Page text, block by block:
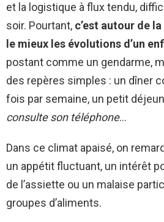
et la logistique à flux tendu,
soir. Pourtant, c’est autour de
le mieux les évolutions d’un
postant comme un gendarme,
des repères simples : un dîner
fois par semaine, un petit
consulte son téléphone…
Dans ce climat apaisé, on
un appétit fluctuant, un intérêt
de l’assiette ou un malaise
groupes d’aliments.